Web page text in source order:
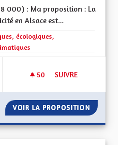
000) : Ma proposition : La
en Alsace est...
: Les transitions
écologiques,
50 50 ABONNÉS
SUIVRE
VOIR LA PROPOSITION